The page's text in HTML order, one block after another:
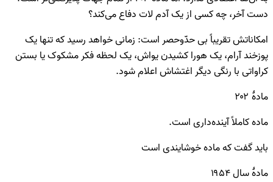
دست آخر، چه کسی از یک آدم لات دفاع می‌کند؟
امکاناتش تقریباً بی حدّوحصر است: زمانی خواهد رسید که تنها یک
پوزخند آرام، یک هورا کشیدن یواش، یک لحظه فکر مشکوک یا بستن
کراواتی با رنگی دیگر اغتشاش اعلام شود.
مادۀ ۲۰۲
ماده کاملاً آینده‌داری است.
باید گفت که ماده خوشایندی است
مادۀ سال ۱۹۵۴